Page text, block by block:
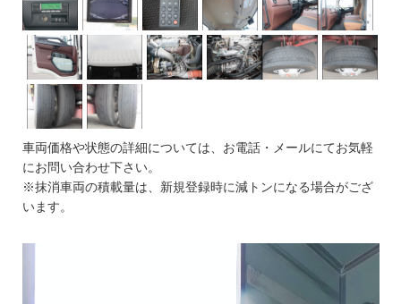
車両価格や状態の詳細については、お電話・メールにてお気軽
にお問い合わせ下さい。
※抹消車両の積載量は、新規登録時に減トンになる場合がござ
います。